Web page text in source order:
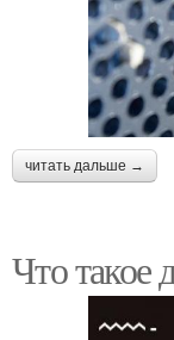
читать дальше →
Что такое